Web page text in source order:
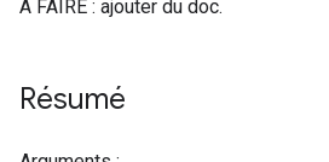
A FAIRE : ajouter du doc.
Résumé